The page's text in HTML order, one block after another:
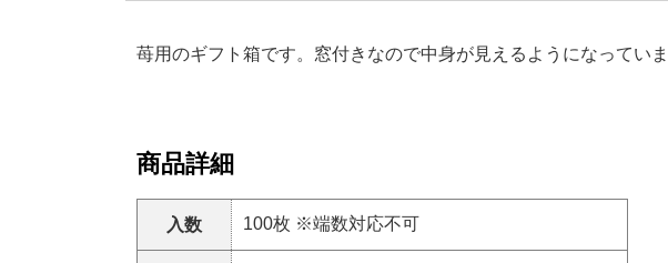
苺用のギフト箱です。窓付きなので中身が見えるようになってい
商品詳細
入数 100枚 ※端数対応不可